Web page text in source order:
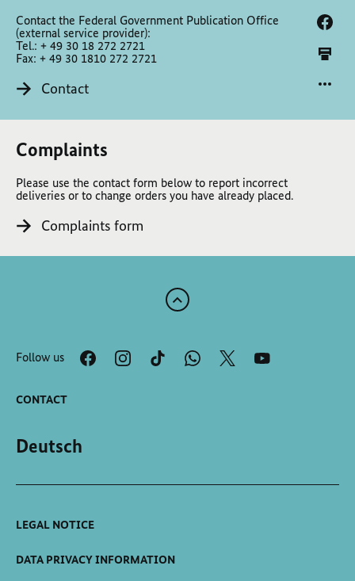
Contact the Federal Government Publication Office
(external service provider):
Tel.: + 49 30 18 272 2721
Fax: + 49 30 1810 272 2721
Contact
Complaints
Please use the contact form below to report incorrect
deliveries or to change orders you have already placed.
Complaints form
Scroll
the
top
Follow us
CONTACT
Deutsch
LEGAL NOTICE
DATA PRIVACY INFORMATION